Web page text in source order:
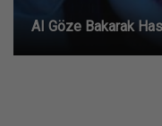
AI Göze Bakarak